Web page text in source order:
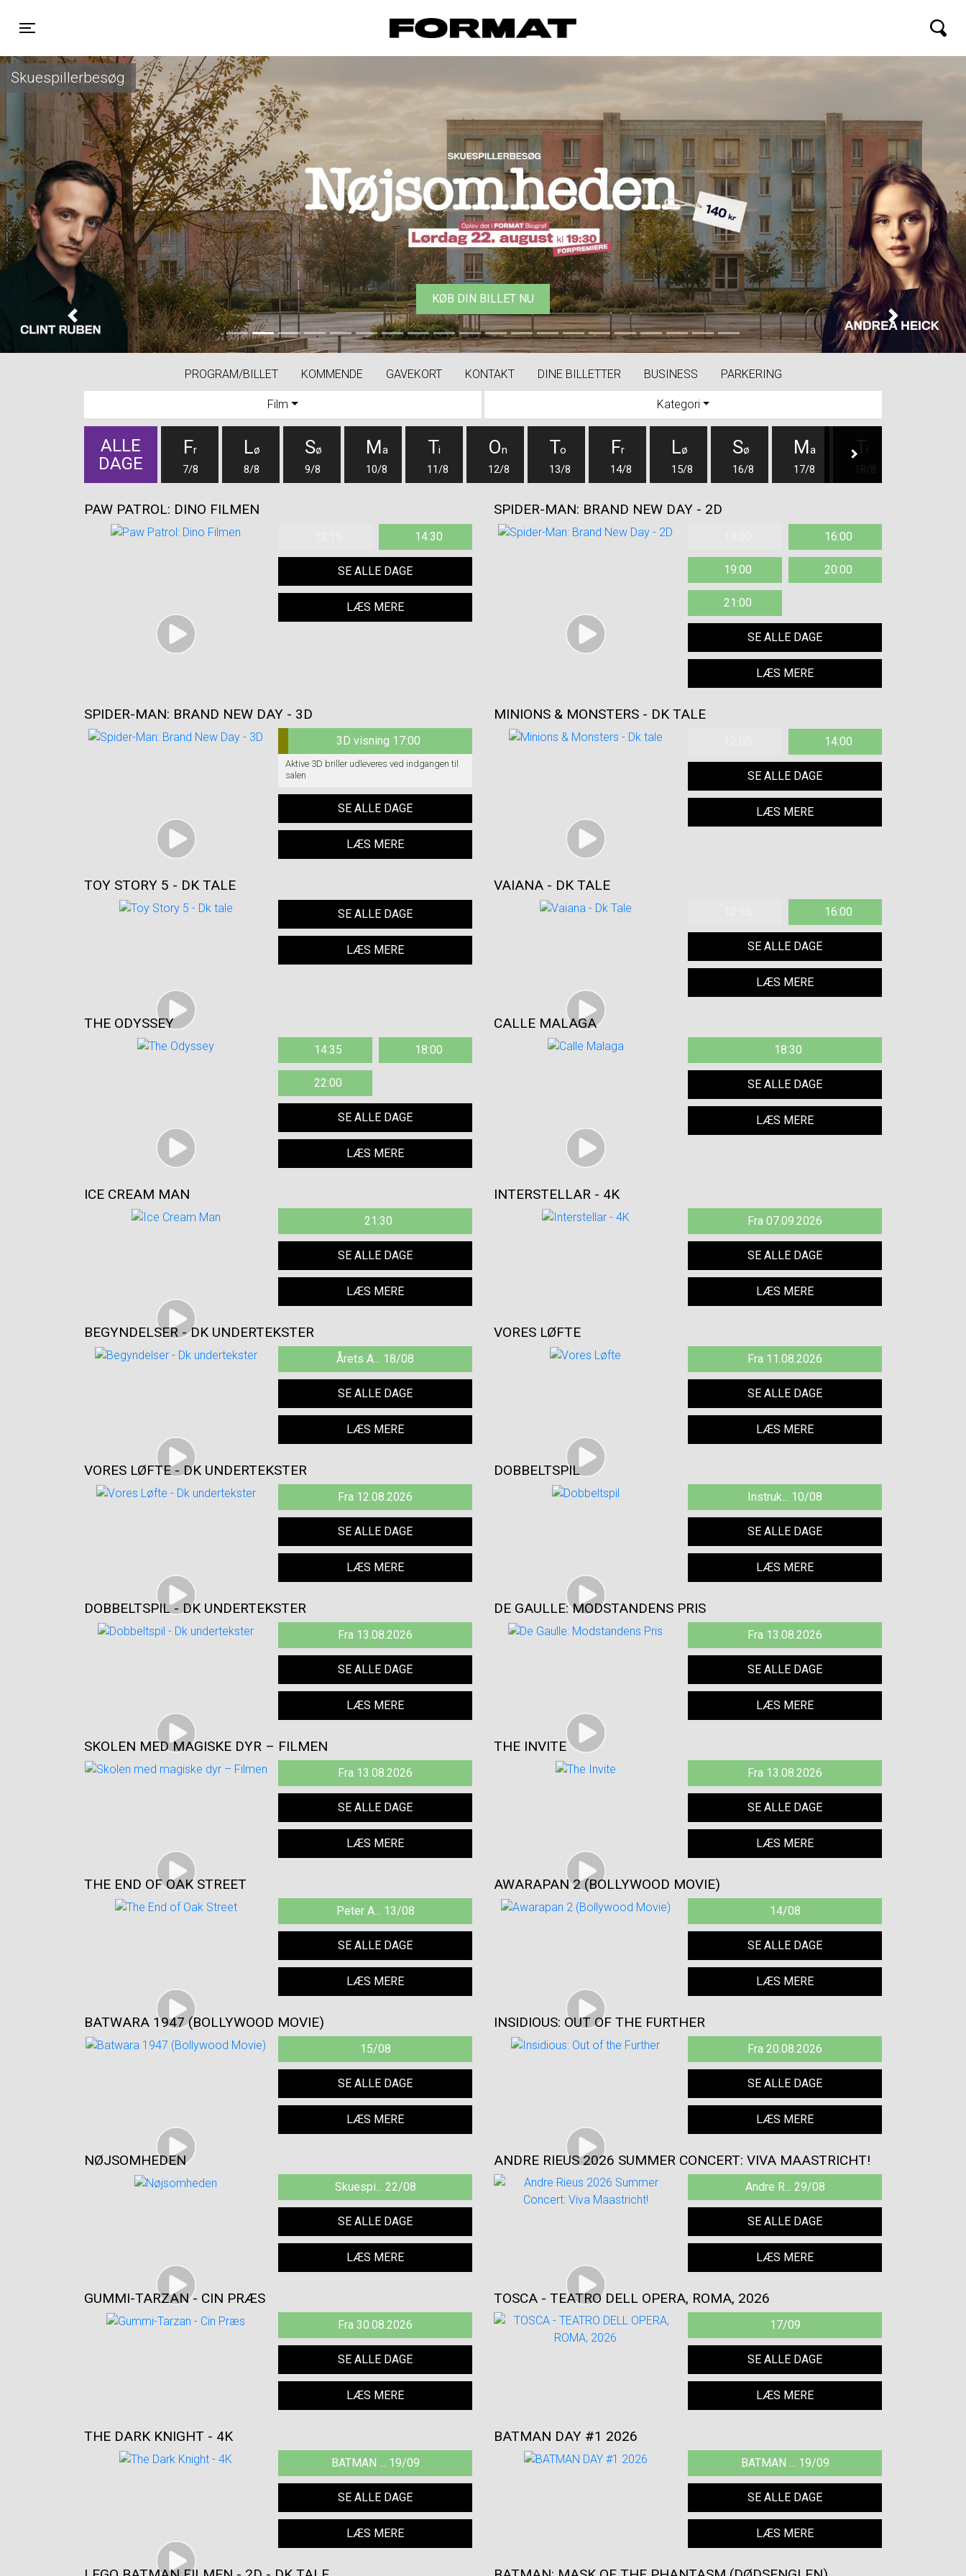
FORMAT Biograf
Skuespillerbesøg
KØB DIN BILLET NU
Previous
Next
PROGRAM/BILLET KOMMENDE GAVEKORT KONTAKT DINE BILLETTER BUSINESS PARKERING
Film Kategori
ALLE
DAGE
F
r
7/8
Lø
8/8
Sø
9/8
Ma
10/8
Ti
11/8
O
n
12/8
To
13/8
F
r
14/8
Lø
15/8
Sø
16/8
Ma
17/8
T
PAW PATROL: DINO FILMEN
14:30
SE ALLE DAGE
LÆS MERE
SPIDER-MAN: BRAND NEW DAY - 2D
16:00
19:00 20:00
21:00
SE ALLE DAGE
LÆS MERE
SPIDER-MAN: BRAND NEW DAY - 3D
3D visning 17:00
Aktive 3D briller udleveres ved indgangen til
salen
SE ALLE DAGE
LÆS MERE
MINIONS & MONSTERS - DK TALE
14:00
SE ALLE DAGE
LÆS MERE
TOY STORY 5 - DK TALE
SE ALLE DAGE
LÆS MERE
VAIANA - DK TALE
16:00
SE ALLE DAGE
LÆS MERE
THE ODYSSEY
14:35 18:00
22:00
SE ALLE DAGE
LÆS MERE
CALLE MALAGA
18:30
SE ALLE DAGE
LÆS MERE
ICE CREAM MAN
21:30
SE ALLE DAGE
LÆS MERE
INTERSTELLAR - 4K
Fra 07.09.2026
SE ALLE DAGE
LÆS MERE
BEGYNDELSER - DK UNDERTEKSTER
Årets A... 18/08
SE ALLE DAGE
LÆS MERE
VORES LØFTE
Fra 11.08.2026
SE ALLE DAGE
LÆS MERE
VORES LØFTE - DK UNDERTEKSTER
Fra 12.08.2026
SE ALLE DAGE
LÆS MERE
DOBBELTSPIL
Instruk... 10/08
SE ALLE DAGE
LÆS MERE
DOBBELTSPIL - DK UNDERTEKSTER
Fra 13.08.2026
SE ALLE DAGE
LÆS MERE
DE GAULLE: MODSTANDENS PRIS
Fra 13.08.2026
SE ALLE DAGE
LÆS MERE
SKOLEN MED MAGISKE DYR – FILMEN
Fra 13.08.2026
SE ALLE DAGE
LÆS MERE
THE INVITE
Fra 13.08.2026
SE ALLE DAGE
LÆS MERE
THE END OF OAK STREET
Peter A... 13/08
SE ALLE DAGE
LÆS MERE
AWARAPAN 2 (BOLLYWOOD MOVIE)
14/08
SE ALLE DAGE
LÆS MERE
BATWARA 1947 (BOLLYWOOD MOVIE)
15/08
SE ALLE DAGE
LÆS MERE
INSIDIOUS: OUT OF THE FURTHER
Fra 20.08.2026
SE ALLE DAGE
LÆS MERE
NØJSOMHEDEN
Skuespi... 22/08
SE ALLE DAGE
LÆS MERE
ANDRE RIEUS 2026 SUMMER CONCERT: VIVA MAASTRICHT!
Andre R... 29/08
SE ALLE DAGE
LÆS MERE
GUMMI-TARZAN - CIN PRÆS
Fra 30.08.2026
SE ALLE DAGE
LÆS MERE
TOSCA - TEATRO DELL OPERA, ROMA, 2026
17/09
SE ALLE DAGE
LÆS MERE
THE DARK KNIGHT - 4K
BATMAN ... 19/09
SE ALLE DAGE
LÆS MERE
BATMAN DAY #1 2026
BATMAN ... 19/09
SE ALLE DAGE
LÆS MERE